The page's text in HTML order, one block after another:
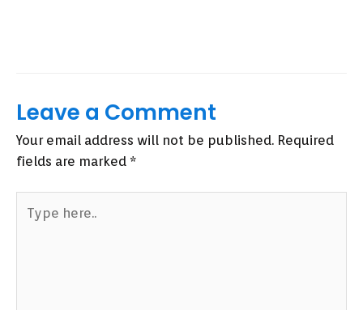
Leave a Comment
Your email address will not be published. Required
fields are marked *
here..